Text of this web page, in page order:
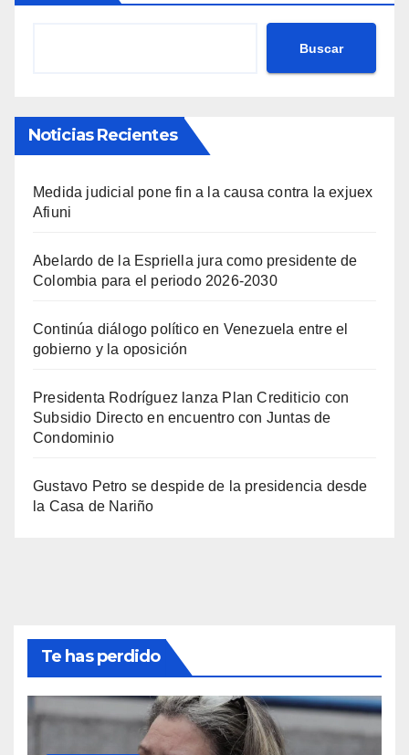
Buscar
Noticias Recientes
Medida judicial pone fin a la causa contra la exjuex
Afiuni
Abelardo de la Espriella jura como presidente de
Colombia para el periodo 2026-2030
Continúa diálogo político en Venezuela entre el
gobierno y la oposición
Presidenta Rodríguez lanza Plan Crediticio con
Subsidio Directo en encuentro con Juntas de
Condominio
Gustavo Petro se despide de la presidencia desde
la Casa de Nariño
Te has perdido